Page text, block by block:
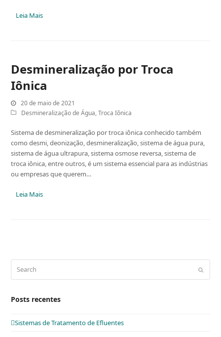
Leia Mais
Desmineralização por Troca
Iônica
20 de maio de 2021
Desmineralização de Água,Troca Iônica
Sistema de desmineralização por troca iônica conhecido também
como desmi, deonização, desmineralização, sistema de água pura,
sistema de água ultrapura, sistema osmose reversa, sistema de
troca iônica, entre outros, é um sistema essencial para as indústrias
ou empresas que querem…
Leia Mais
Submit
Posts recentes
Sistemas de Tratamento de Efluentes